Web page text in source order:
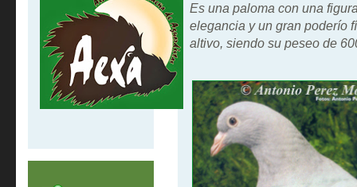
Es una paloma con una
elegancia y un gran poderío
altivo, siendo su peseo de